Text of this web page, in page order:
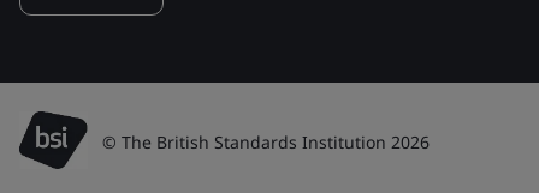
© The British Standards Institution 2026